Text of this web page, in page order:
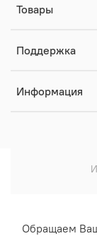
Товары
Поддержка
Информация
Обращаем